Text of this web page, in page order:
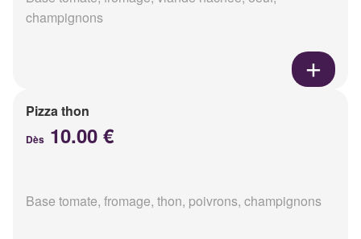
champignons
Pizza thon
Dès 10.00 €
Base tomate, fromage, thon, poivrons, champignons